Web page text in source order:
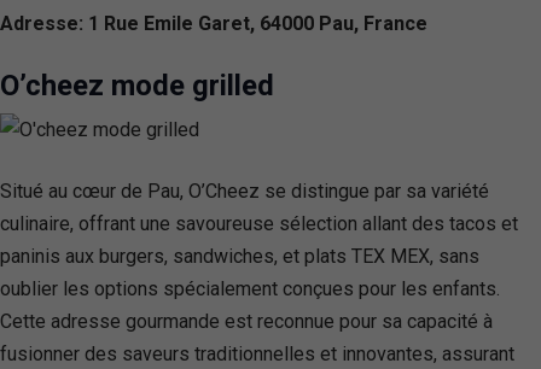
Adresse: 1 Rue Emile Garet, 64000 Pau, France
O’cheez mode grilled
Situé au cœur de Pau, O’Cheez se distingue par sa variété
culinaire, offrant une savoureuse sélection allant des tacos et
paninis aux burgers, sandwiches, et plats TEX MEX, sans
oublier les options spécialement conçues pour les enfants.
Cette adresse gourmande est reconnue pour sa capacité à
fusionner des saveurs traditionnelles et innovantes, assurant